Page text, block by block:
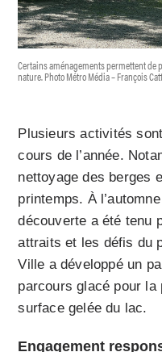
Certains aménagements permettent de
nature. Photo Métro Média – François
Plusieurs activités
cours de l’année.
nettoyage des berges
printemps. À
découverte a été tenu
attraits et les défis du
Ville a développé un
parcours glacé pour la
surface gelée du lac.
Engagement